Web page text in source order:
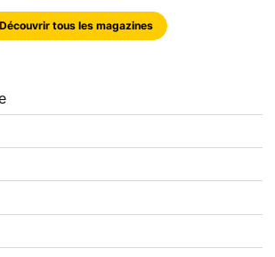
Découvrir tous les magazines